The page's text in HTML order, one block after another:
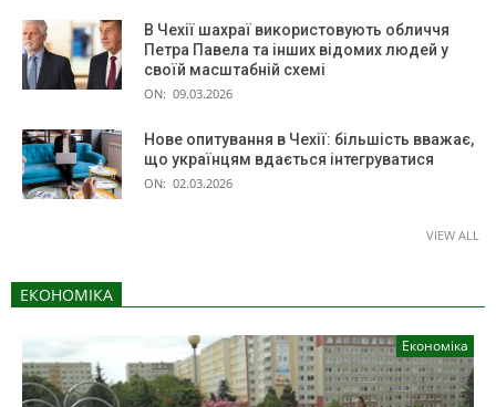
В Чехії шахраї використовують обличчя
Петра Павела та інших відомих людей у
своїй масштабній схемі
ON: 09.03.2026
Нове опитування в Чехії: більшість вважає,
що українцям вдається інтегруватися
ON: 02.03.2026
VIEW ALL
ЕКОНОМІКА
Економіка